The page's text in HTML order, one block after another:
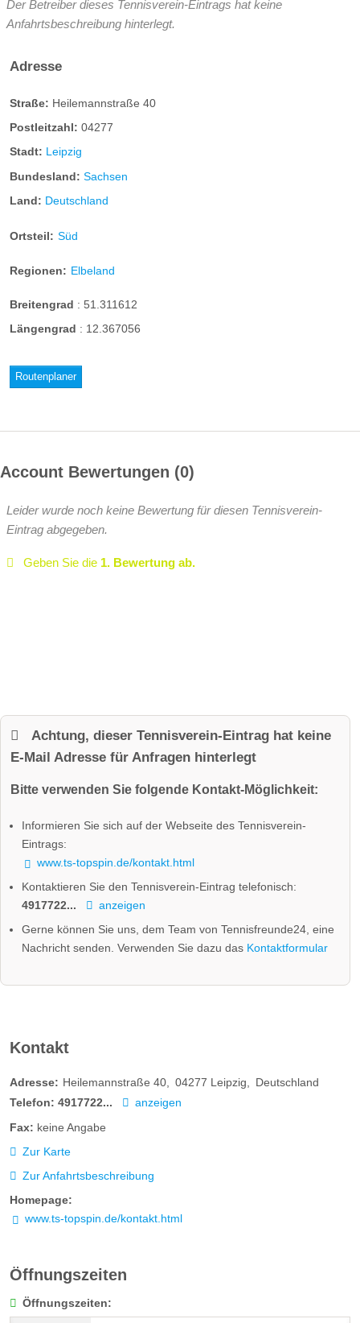
Der Betreiber dieses Tennisverein-Eintrags hat keine
Anfahrtsbeschreibung hinterlegt.
Adresse
Straße: Heilemannstraße 40
Postleitzahl: 04277
Stadt: Leipzig
Bundesland: Sachsen
Land: Deutschland
Ortsteil: Süd
Regionen: Elbeland
Breitengrad : 51.311612
Längengrad : 12.367056
Routenplaner
Account Bewertungen 0
Leider wurde noch keine Bewertung für diesen Tennisverein-
Eintrag abgegeben.
Geben Sie die 1. Bewertung ab.
Achtung, dieser Tennisverein-Eintrag hat keine
E-Mail Adresse für Anfragen hinterlegt
Bitte verwenden Sie folgende Kontakt-Möglichkeit:
Informieren Sie sich auf der Webseite des Tennisverein-
Eintrags:
www.ts-topspin.de/kontakt.html
Kontaktieren Sie den Tennisverein-Eintrag telefonisch:
4917722...
anzeigen
Gerne können Sie uns, dem Team von Tennisfreunde24, eine
Nachricht senden. Verwenden Sie dazu das Kontaktformular
Kontakt
Adresse: Heilemannstraße 40 04277 Leipzig
Deutschland
Telefon: 4917722...
anzeigen
Fax: keine Angabe
Zur Karte
Zur Anfahrtsbeschreibung
Homepage:
www.ts-topspin.de/kontakt.html
Öffnungszeiten
Öffnungszeiten: